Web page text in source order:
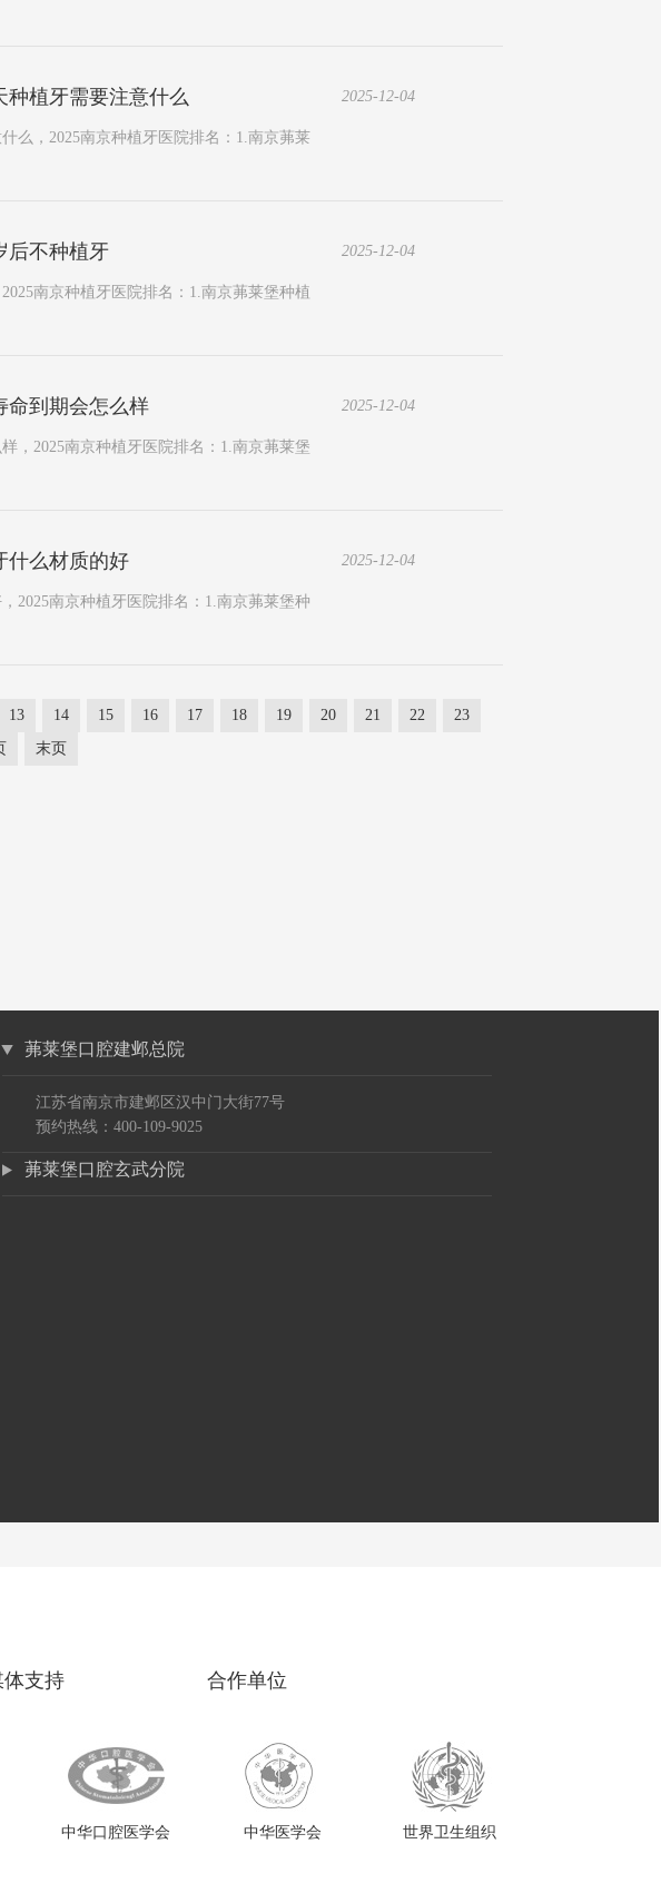
2025-12-04
种植牙需要注意什么
么，2025南京种植牙医院排名：1.南京茀莱
2025-12-04
后不种植牙
南京种植牙医院排名：1.南京茀莱堡种植
2025-12-04
命到期会怎么样
，2025南京种植牙医院排名：1.南京茀莱堡
2025-12-04
什么材质的好
2025南京种植牙医院排名：1.南京茀莱堡种
13 14 15 16 17 18 19 20 21 22
23
末页
茀莱堡口腔建邺总院
江苏省南京市建邺区汉中门大街77号
预约热线：400-109-9025
茀莱堡口腔玄武分院
体支持 合作单位
中华口腔医学会 中华医学会 世界卫生组织